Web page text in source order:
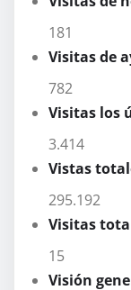
181
Visitas de
782
Visitas los
3.414
Vistas
295.192
Visitas
15
Visión